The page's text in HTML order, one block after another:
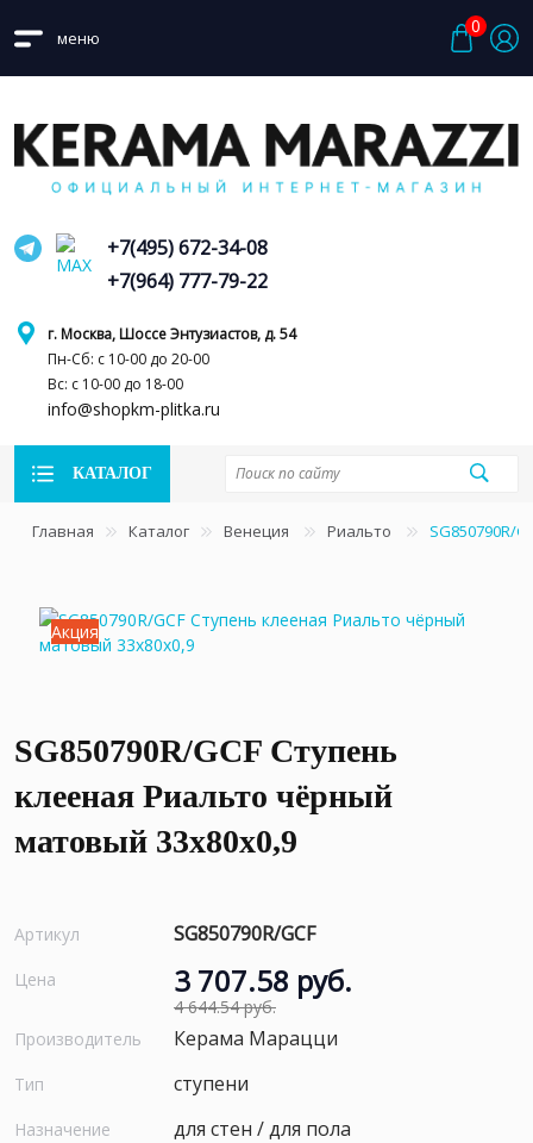
меню
0
г. Москва, Шоссе Энтузиастов, д. 54
Пн-Сб: с 10-00 до 20-00
Вс: с 10-00 до 18-00
info@shopkm-plitka.ru
+7(495) 672-34-08
+7(964) 777-79-22
КАТАЛОГ
Главная Каталог Венеция Риальто SG850790R/
Акция
SG850790R/GCF Ступень
клееная Риальто чёрный
матовый 33x80x0,9
Артикул SG850790R/GCF
Цена 3 707.58 руб.
4 644.54 руб.
Производитель
Керама Марацци
Тип ступени
Назначение для стен / для пола